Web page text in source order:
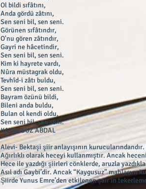
Ol bildi sıfâtını,
Anda gördü zâtını,
Sen seni bil, sen seni.
Görünen sıfâtındır,
O'nu gören zâtındır,
Gayri ne hâcetindir,
Sen seni bil, sen seni.
Kim ki hayrete vardı,
Nûra müstagrak oldu,
Tevhîd-i zâtı buldu,
Sen seni bil, sen seni.
Bayram özünü bildi,
Bileni anda buldu,
Bulan ol kendi oldu,
Sen seni bil, sen seni.
KAYGUSUZ ABDAL
Alevi- Bektaşi şiir anlayışının
Ağırlıklı olarak heceyi kullanmıştır. Ancak
Hece ile yazdığı şiirleri cönklerde, aruzla
Asıl adı Gaybi’dir. Ancak “Kaygusuz” mahlasını
Şiirde Yunus Emre’den etkilenen şair in